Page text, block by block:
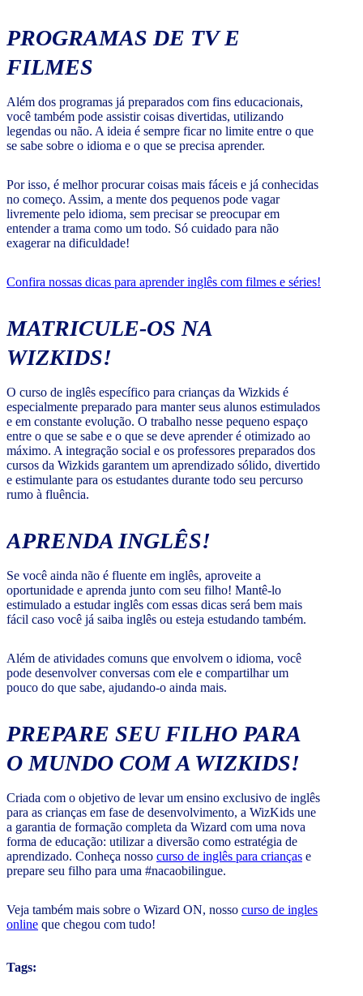
PROGRAMAS DE TV E
FILMES
Além dos programas já preparados com fins educacionais,
você também pode assistir coisas divertidas, utilizando
legendas ou não. A ideia é sempre ficar no limite entre o que
se sabe sobre o idioma e o que se precisa aprender.
Por isso, é melhor procurar coisas mais fáceis e já conhecidas
no começo. Assim, a mente dos pequenos pode vagar
livremente pelo idioma, sem precisar se preocupar em
entender a trama como um todo. Só cuidado para não
exagerar na dificuldade!
Confira nossas dicas para aprender inglês com filmes e séries!
MATRICULE-OS NA
WIZKIDS!
O curso de inglês específico para crianças da Wizkids é
especialmente preparado para manter seus alunos estimulados
e em constante evolução. O trabalho nesse pequeno espaço
entre o que se sabe e o que se deve aprender é otimizado ao
máximo. A integração social e os professores preparados dos
cursos da Wizkids garantem um aprendizado sólido, divertido
e estimulante para os estudantes durante todo seu percurso
rumo à fluência.
APRENDA INGLÊS!
Se você ainda não é fluente em inglês, aproveite a
oportunidade e aprenda junto com seu filho! Mantê-lo
estimulado a estudar inglês com essas dicas será bem mais
fácil caso você já saiba inglês ou esteja estudando também.
Além de atividades comuns que envolvem o idioma, você
pode desenvolver conversas com ele e compartilhar um
pouco do que sabe, ajudando-o ainda mais.
PREPARE SEU FILHO PARA
O MUNDO COM A WIZKIDS!
Criada com o objetivo de levar um ensino exclusivo de inglês
para as crianças em fase de desenvolvimento, a WizKids une
a garantia de formação completa da Wizard com uma nova
forma de educação: utilizar a diversão como estratégia de
aprendizado. Conheça nosso curso de inglês para crianças e
prepare seu filho para uma #nacaobilingue.
Veja também mais sobre o Wizard ON, nosso curso de ingles
online que chegou com tudo!
Tags: